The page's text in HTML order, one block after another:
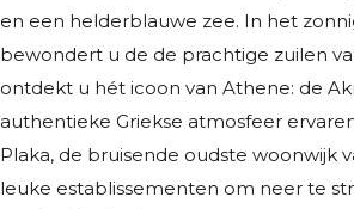
en een helderblauwe zee. In het
bewondert u de de prachtige zuilen
ontdekt u hét icoon van Athene: de
authentieke Griekse atmosfeer
Plaka, de bruisende oudste woonwijk
leuke establissementen om neer te